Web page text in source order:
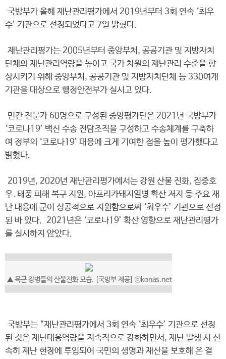
국방부가 올해 재난관리평가에서 2019년부터 3회 연속 ‘최우
수’ 기관으로 선정되었다고 7일 밝혔다.
재난관리평가는 2005년부터 중앙부처, 공공기관 및 지방자치
단체의 재난관리역량을 높이고 국가 차원의 재난관리 수준을 향
상시키기 위해 중앙부처, 공공기관 및 지방자치단체 등 330여개
기관을 대상으로 행정안전부가 실시고 있다.
민간 전문가 60명으로 구성된 중앙평가단은 2021년 국방부가
‘코로나19’ 백신 수송 전담조직을 구성하고 수송체계를 구축하
여 정부의 ‘코로나19’ 대응에 크게 기여한 점을 높이 평가했다고
밝혔다.
2019년, 2020년 재난관리평가에서는 강원 산불 진화, 집중호
우․태풍 피해 복구 지원, 아프리카돼지열병 확산 저지 등 주요 재
난 대응에 군이 성공적으로 지원함으로써 ‘최우수’ 기관으로 선정
된 바 있다. 2021년은 ‘코로나19’ 확산 영향으로 재난관리평가
를 실시하지 않았다.
▲ 육군 장병들의 산불진화 모습. [국방부 제공] ⓒkonas.net
국방부는 “재난관리평가에서 3회 연속 ‘최우수’ 기관으로 선정
된 것은 재난대응역량을 지속적으로 강화하면서, 재난 발생 시 신
속히 재난 현장에 투입되어 국민의 생명과 재산을 보호해 온 결